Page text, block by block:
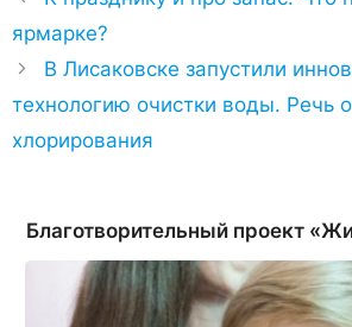
ярмарке?
В Лисаковске запустили
технологию очистки воды. Речь
хлорирования
Благотворительный проект